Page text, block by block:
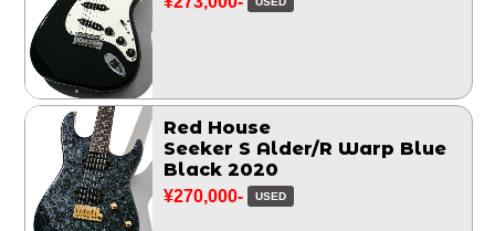
Red House
Seeker S Alder/R Warp Blue
Black 2020
¥270,000- USED